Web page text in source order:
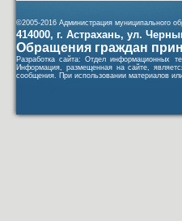
©2005-2016 Администрация муниципального
414000, г. Астрахань, ул.
Обращения граждан
Разработка сайта: Отдел информационных
Информация, размещенная на сайте,
сообщения. При использовании материалов